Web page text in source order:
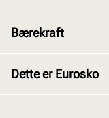
Barn
Kjøpsbetingelser
Bærekraft
Dette er Eurosko